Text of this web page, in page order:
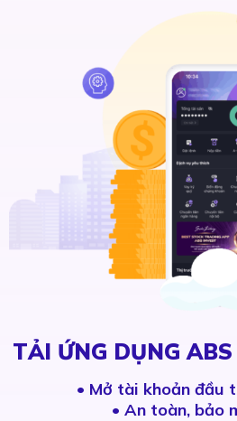
TẢI ỨNG DỤNG
• Mở tài khoản đầu
• An toàn, bảo